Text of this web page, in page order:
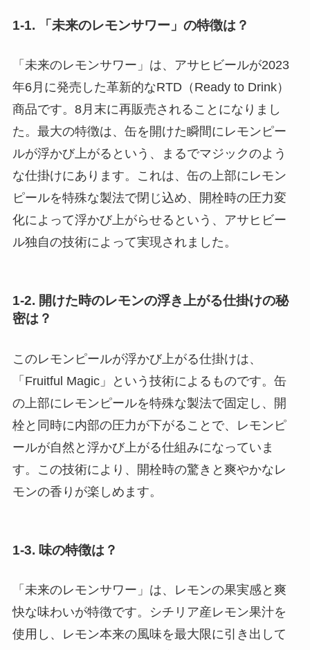
1-1. 「未来のレモンサワー」の特徴は？
「未来のレモンサワー」は、アサヒビールが2023
年6月に発売した革新的なRTD（Ready to Drink）
商品です。8月末に再販売されることになりまし
た。最大の特徴は、缶を開けた瞬間にレモンピー
ルが浮かび上がるという、まるでマジックのよう
な仕掛けにあります。これは、缶の上部にレモン
ピールを特殊な製法で閉じ込め、開栓時の圧力変
化によって浮かび上がらせるという、アサヒビー
ル独自の技術によって実現されました。
1-2. 開けた時のレモンの浮き上がる仕掛けの秘
密は？
このレモンピールが浮かび上がる仕掛けは、
「Fruitful Magic」という技術によるものです。缶
の上部にレモンピールを特殊な製法で固定し、開
栓と同時に内部の圧力が下がることで、レモンピ
ールが自然と浮かび上がる仕組みになっていま
す。この技術により、開栓時の驚きと爽やかなレ
モンの香りが楽しめます。
1-3. 味の特徴は？
「未来のレモンサワー」は、レモンの果実感と爽
快な味わいが特徴です。シチリア産レモン果汁を
使用し、レモン本来の風味を最大限に引き出して